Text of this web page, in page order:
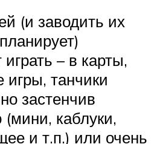
(и заводить их
– в карты,
игры, танчики
застенчив
(мини, каблуки,
и т.п.) или очень